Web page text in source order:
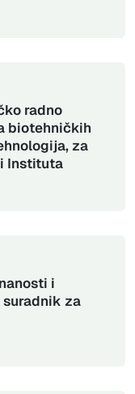
radno
biotehničkih
za
Instituta
i
za